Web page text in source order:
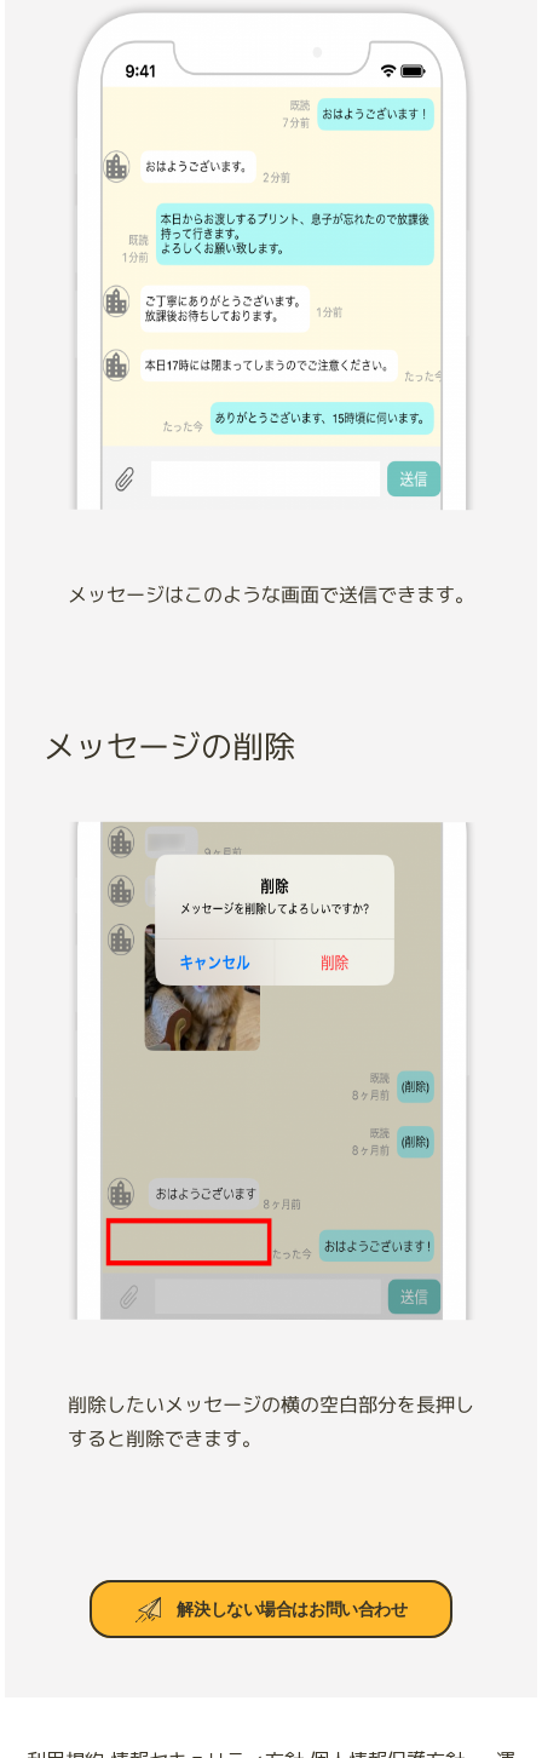
メッセージはこのような画面で送信できます。
メッセージの削除
削除したいメッセージの横の空白部分を長押し
すると削除できます。
解決しない場合はお問い合わせ